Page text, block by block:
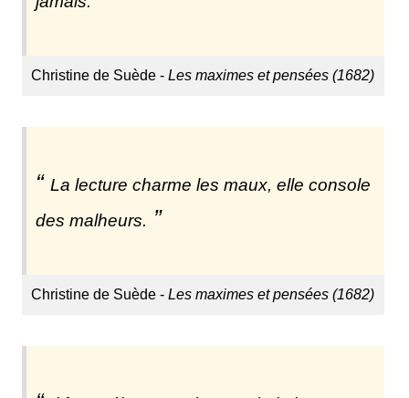
Christine de Suède -Les maximes et pensées (1682)
La lecture charme les maux, elle console
des malheurs.
Christine de Suède -Les maximes et pensées (1682)